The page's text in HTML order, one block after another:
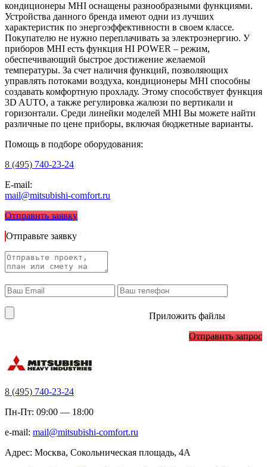
кондиционеры MHI оснащены разнообразными функциями.
Устройства данного бренда имеют одни из лучших
характеристик по энергоэффективности в своем классе.
Покупателю не нужно переплачивать за электроэнергию. У
приборов MHI есть функция HI POWER – режим,
обеспечивающий быстрое достижение желаемой
температуры. За счет наличия функций, позволяющих
управлять потоками воздуха, кондиционеры MHI способны
создавать комфортную прохладу. Этому способствует функция
3D AUTO, а также регулировка жалюзи по вертикали и
горизонтали. Среди линейки моделей MHI Вы можете найти
различные по цене приборы, включая бюджетные варианты.
Помощь в подборе оборудования:
8 (495) 740-23-24
E-mail:
mail@mitsubishi-comfort.ru
Отправить заявку
Отправьте заявку
Приложить файлы
Отправить запрос
8 (495) 740-23-24
Пн-Пт: 09:00 — 18:00
e-mail: mail@mitsubishi-comfort.ru
Адрес: Москва, Сокольническая площадь, 4А